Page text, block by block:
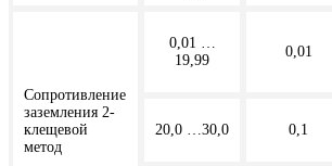
Сопротивление
заземления 2-
клещевой
метод
0,01 …
19,99
0,01
20,0 …30,0 0,1